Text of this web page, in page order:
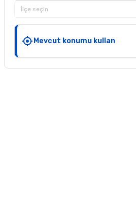
İlçe seçin
Mevcut konumu kullan